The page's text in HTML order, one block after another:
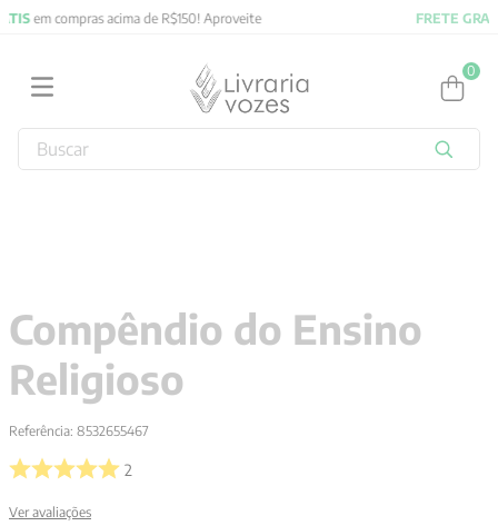
FRETE GRATISem compras acima de R$150! Aproveite
0
Buscar
Compêndio do Ensino
Religioso
Referência: 8532655467
2
Ver avaliações
4 º jung
5º byung chul han